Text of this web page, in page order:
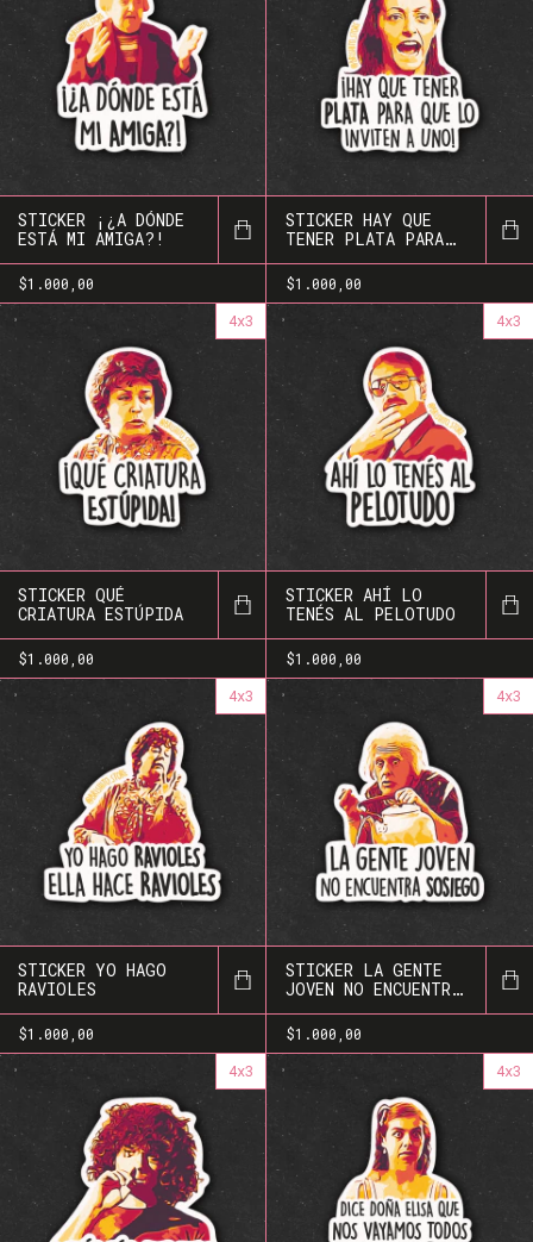
STICKER ¡¿A DÓNDE
ESTÁ MI AMIGA?!
$1.000,00
STICKER HAY QUE
TENER PLATA PARA
QUE LO INVITEN A
UNO
$1.000,00
4x3
STICKER QUÉ
CRIATURA ESTÚPIDA
$1.000,00
4x3
STICKER AHÍ LO
TENÉS AL PELOTUDO
$1.000,00
4x3
STICKER YO HAGO
RAVIOLES
$1.000,00
4x3
STICKER LA GENTE
JOVEN NO ENCUENTRA
SOSIEGO
$1.000,00
4x3
4x3